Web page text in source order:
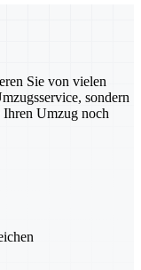
Sie von vielen
sondern
Umzug noch